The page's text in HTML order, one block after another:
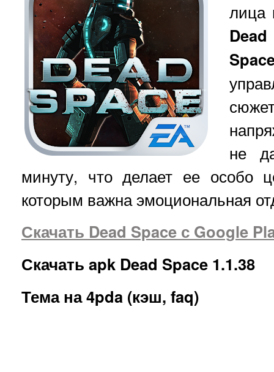
лица
не
минуту, что делает ее особо
которым важна эмоциональная
Скачать Dead Space с Google
Скачать apk Dead Space 1.1.38
Тема на 4pda (кэш, faq)